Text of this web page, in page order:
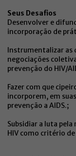
Seus Desafios
Desenvolver e
incorporação de
Instrumentalizar as
negociações
prevenção do HIV/
Fazer com que
incorporem, em
prevenção a AIDS.;
Subsidiar a luta
HIV como critério